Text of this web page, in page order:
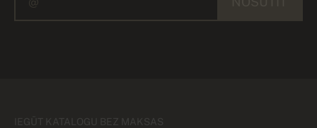
IEGŪT KATALOGU BEZ MAKSAS